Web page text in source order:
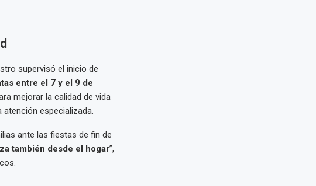
supervisó el inicio de
entre el 7 y el 9 de
mejorar la calidad de vida
especializada.
ante las fiestas de fin de
también desde el hogar”,